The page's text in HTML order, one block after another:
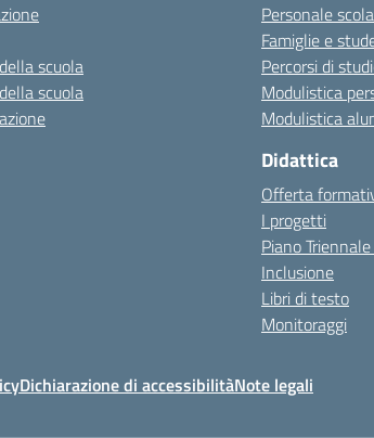
scuola
scuola
Personale
Famiglie e
Percorsi di
Modulistica
Modulistica
Didattica
Offerta
I progetti
Piano
Inclusione
Libri di testo
Monitoraggi
Dichiarazione di accessibilitàNote legali